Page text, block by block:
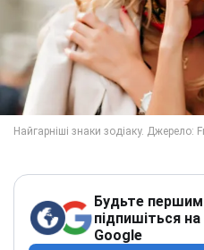
Будьте
підпишіться
Google